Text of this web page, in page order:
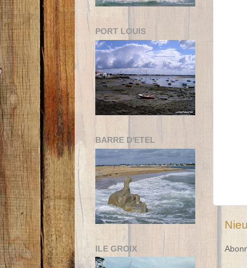
PORT LOUIS
BARRE D'ETEL
ILE GROIX